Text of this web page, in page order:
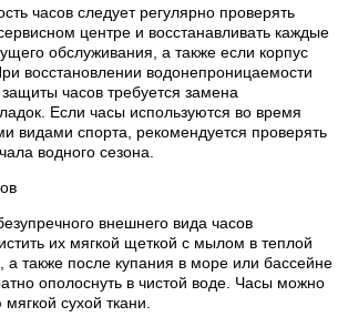
часов следует регулярно проверять
центре и восстанавливать каждые
обслуживания, а также если корпус
восстановлении водонепроницаемости
часов требуется замена
Если часы используются во время
видами спорта, рекомендуется проверять
водного сезона.
внешнего вида часов
их мягкой щеткой с мылом в теплой
а также после купания в море или бассейне
ополоснуть в чистой воде. Часы можно
сухой ткани.